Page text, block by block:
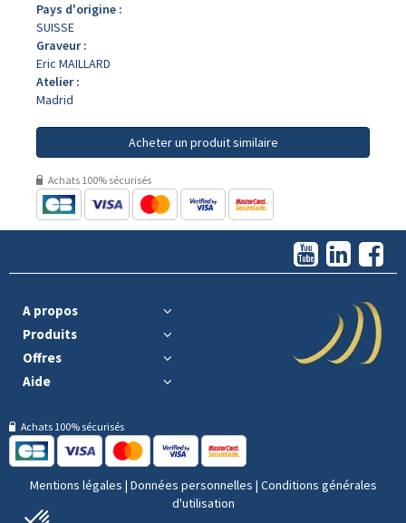
Pays d'origine :
SUISSE
Graveur :
Eric MAILLARD
Atelier :
Madrid
Acheter un produit similaire
Achats 100% sécurisés
A propos
Produits
Offres
Aide
Achats 100% sécurisés
Mentions légales | Données personnelles | Conditions générales
d'utilisation